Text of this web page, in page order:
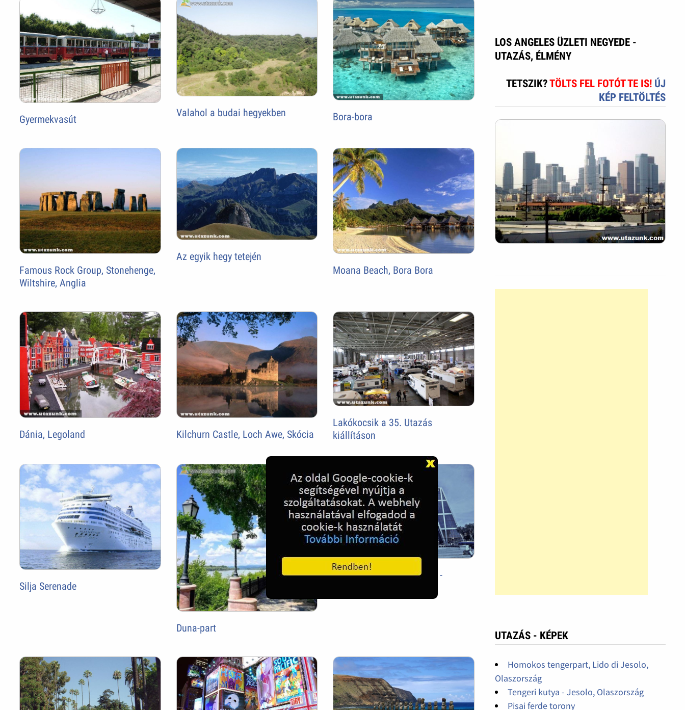
Gyermekvasút
Valahol a budai hegyekben Bora-bora
Famous Rock Group, Stonehenge,
Wiltshire, Anglia
Az egyik hegy tetején
Moana Beach, Bora Bora
Dánia, Legoland Kilchurn Castle, Loch Awe, Skócia
Lakókocsik a 35. Utazás
kiállításon
Silja Serenade
Duna-part
Európa kapuja Madridban -
LOS ANGELES ÜZLETI NEGYEDE -
UTAZÁS, ÉLMÉNY
TETSZIK?TÖLTS FEL FOTÓT TE IS! ÚJ
KÉP FELTÖLTÉS
UTAZÁS - KÉPEK
Homokos tengerpart, Lido di Jesolo,
Olaszország
Tengeri kutya - Jesolo, Olaszország
Pisai ferde torony